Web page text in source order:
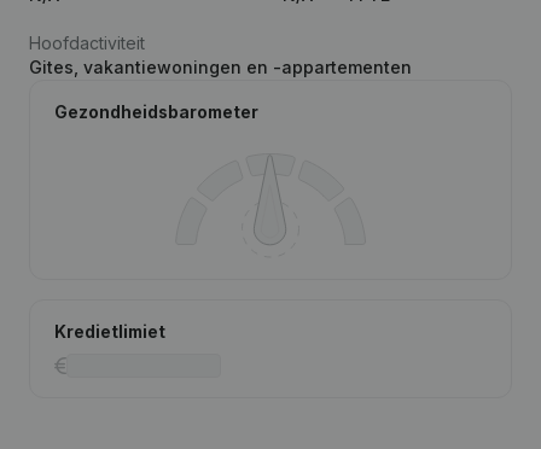
Hoofdactiviteit
Gites, vakantiewoningen en -appartementen
Gezondheidsbarometer
Kredietlimiet